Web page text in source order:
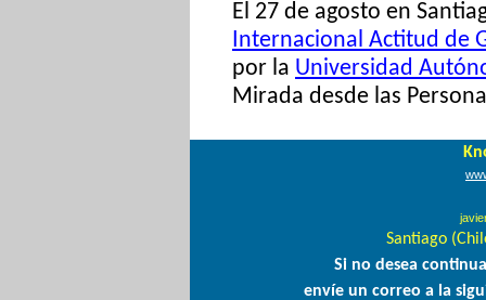
El 27 de agosto en
Internacional Actitud de
por la Universidad
Mirada desde las
Santiago
Si no desea
envíe un correo a la